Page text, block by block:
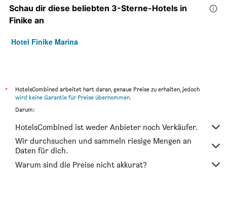
Schau dir diese beliebten 3-Sterne-Hotels in
Finike an
Hotel Finike Marina
*
HotelsCombined arbeitet hart daran, genaue Preise zu erhalten, jedoch
wird keine Garantie für Preise übernommen.
Darum:
HotelsCombined ist weder Anbieter noch Verkäufer.
Wir durchsuchen und sammeln riesige Mengen an
Daten für dich.
Warum sind die Preise nicht akkurat?